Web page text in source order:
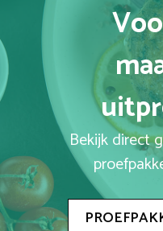
Bekijk direct